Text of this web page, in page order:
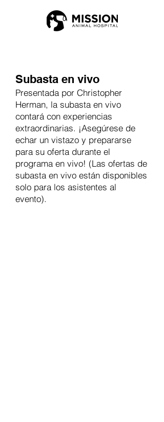
Subasta en vivo
Presentada por Christopher
Herman, la subasta en vivo
contará con experiencias
extraordinarias. ¡Asegúrese de
echar un vistazo y prepararse
para su oferta durante el
programa en vivo! (Las ofertas de
subasta en vivo están disponibles
solo para los asistentes al
evento).